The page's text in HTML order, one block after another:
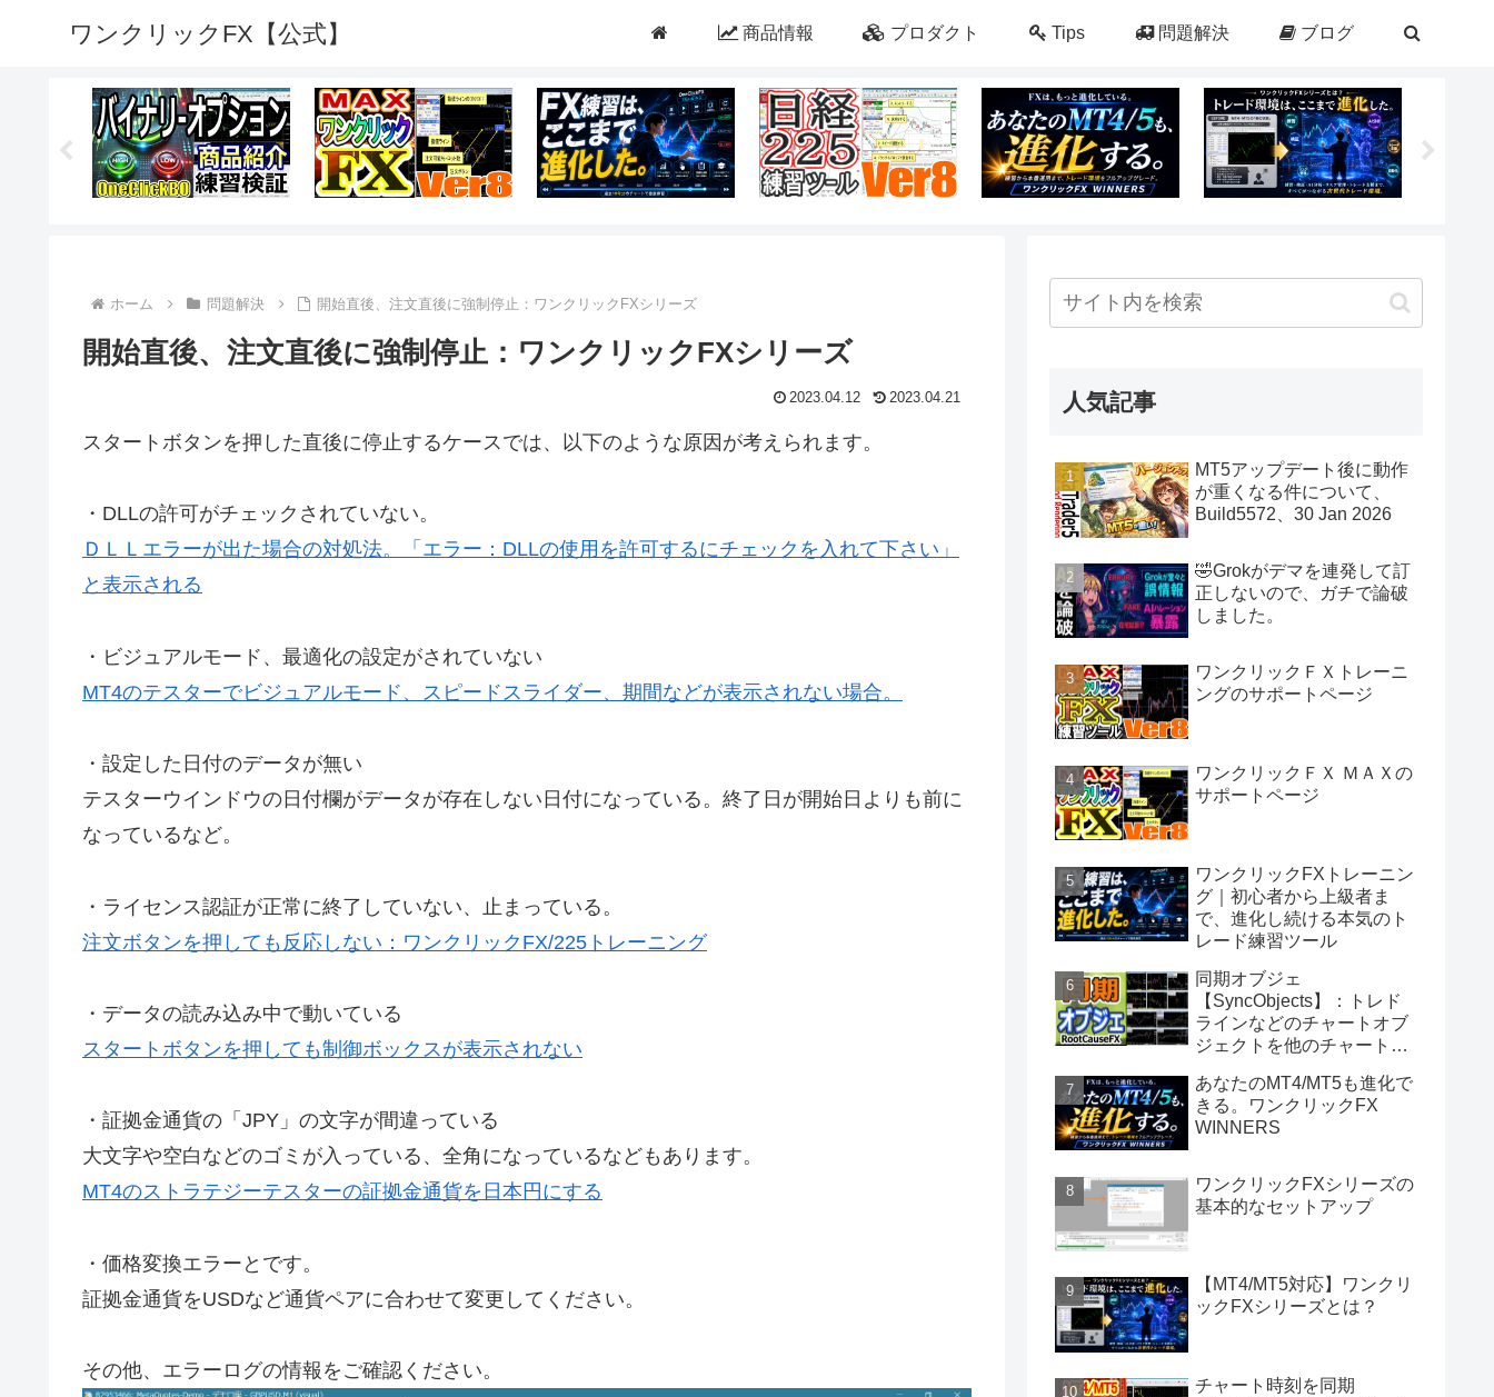
ワンクリックFX【公式】 商品情報 プロダクト Tips 問題解決 ブログ
ホーム 問題解決 開始直後、注文直後に強制停止：ワンクリックFXシリーズ
開始直後、注文直後に強制停止：ワンクリックFXシリーズ
2023.04.12 2023.04.21
スタートボタンを押した直後に停止するケースでは、以下のような原因が考えられます。
・DLLの許可がチェックされていない。
ＤＬＬエラーが出た場合の対処法。「エラー：DLLの使用を許可するにチェックを入れて下さい」
と表示される
・ビジュアルモード、最適化の設定がされていない
MT4のテスターでビジュアルモード、スピードスライダー、期間などが表示されない場合。
・設定した日付のデータが無い
テスターウインドウの日付欄がデータが存在しない日付になっている。終了日が開始日よりも前に
なっているなど。
・ライセンス認証が正常に終了していない、止まっている。
注文ボタンを押しても反応しない：ワンクリックFX/225トレーニング
・データの読み込み中で動いている
スタートボタンを押しても制御ボックスが表示されない
・証拠金通貨の「JPY」の文字が間違っている
大文字や空白などのゴミが入っている、全角になっているなどもあります。
MT4のストラテジーテスターの証拠金通貨を日本円にする
・価格変換エラーとです。
証拠金通貨をUSDなど通貨ペアに合わせて変更してください。
その他、エラーログの情報をご確認ください。
人気記事
MT5アップデート後に動作
が重くなる件について、
Build5572、30 Jan 2026
🤣Grokがデマを連発して訂
正しないので、ガチで論破
しました。
ワンクリックＦＸトレーニ
ングのサポートページ
ワンクリックＦＸ ＭＡＸの
サポートページ
ワンクリックFXトレーニン
グ｜初心者から上級者ま
で、進化し続ける本気のト
レード練習ツール
同期オブジェ
【SyncObjects】：トレド
ラインなどのチャートオブ
ジェクトを他のチャートに
あなたのMT4/MT5も進化で
きる。ワンクリックFX
WINNERS
ワンクリックFXシリーズの
基本的なセットアップ
【MT4/MT5対応】ワンクリ
ックFXシリーズとは？
チャート時刻を同期